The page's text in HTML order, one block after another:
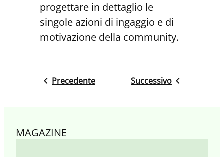
progettare in dettaglio le
singole azioni di ingaggio e di
motivazione della community.
Precedente Successivo
MAGAZINE